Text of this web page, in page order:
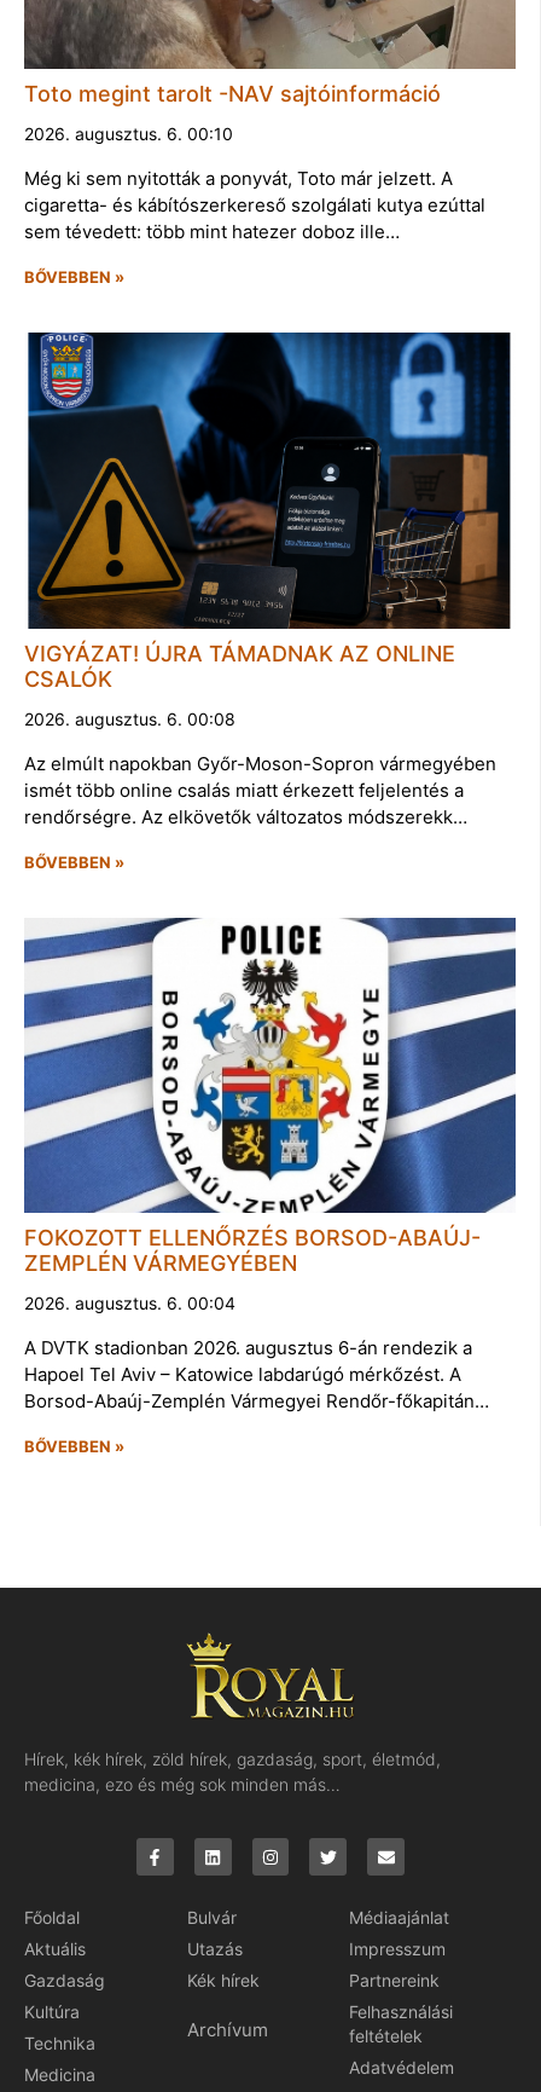
Toto megint tarolt -NAV sajtóinformáció
2026. augusztus. 6. 00:10
Még ki sem nyitották a ponyvát, Toto már jelzett. A
cigaretta- és kábítószerkereső szolgálati kutya ezúttal
sem tévedett: több mint hatezer doboz ille…
BŐVEBBEN »
VIGYÁZAT! ÚJRA TÁMADNAK AZ ONLINE
CSALÓK
2026. augusztus. 6. 00:08
Az elmúlt napokban Győr-Moson-Sopron vármegyében
ismét több online csalás miatt érkezett feljelentés a
rendőrségre. Az elkövetők változatos módszerekk…
BŐVEBBEN »
FOKOZOTT ELLENŐRZÉS BORSOD-ABAÚJ-
ZEMPLÉN VÁRMEGYÉBEN
2026. augusztus. 6. 00:04
A DVTK stadionban 2026. augusztus 6-án rendezik a
Hapoel Tel Aviv – Katowice labdarúgó mérkőzést. A
Borsod-Abaúj-Zemplén Vármegyei Rendőr-főkapitán…
BŐVEBBEN »
Hírek, kék hírek, zöld hírek, gazdaság, sport, életmód,
medicina, ezo és még sok minden más…
Főoldal
Aktuális
Gazdaság
Kultúra
Technika
Medicina
Bulvár
Utazás
Kék hírek
Archívum
Médiaajánlat
Impresszum
Partnereink
Felhasználási
feltételek
Adatvédelem